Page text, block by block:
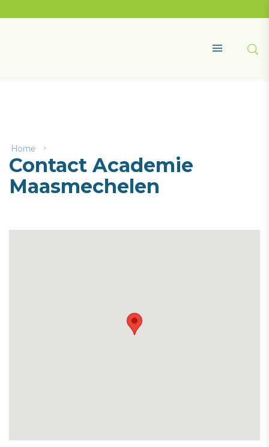
content
Home
Academie
Maasmechelen
Contact Academie
Maasmechelen